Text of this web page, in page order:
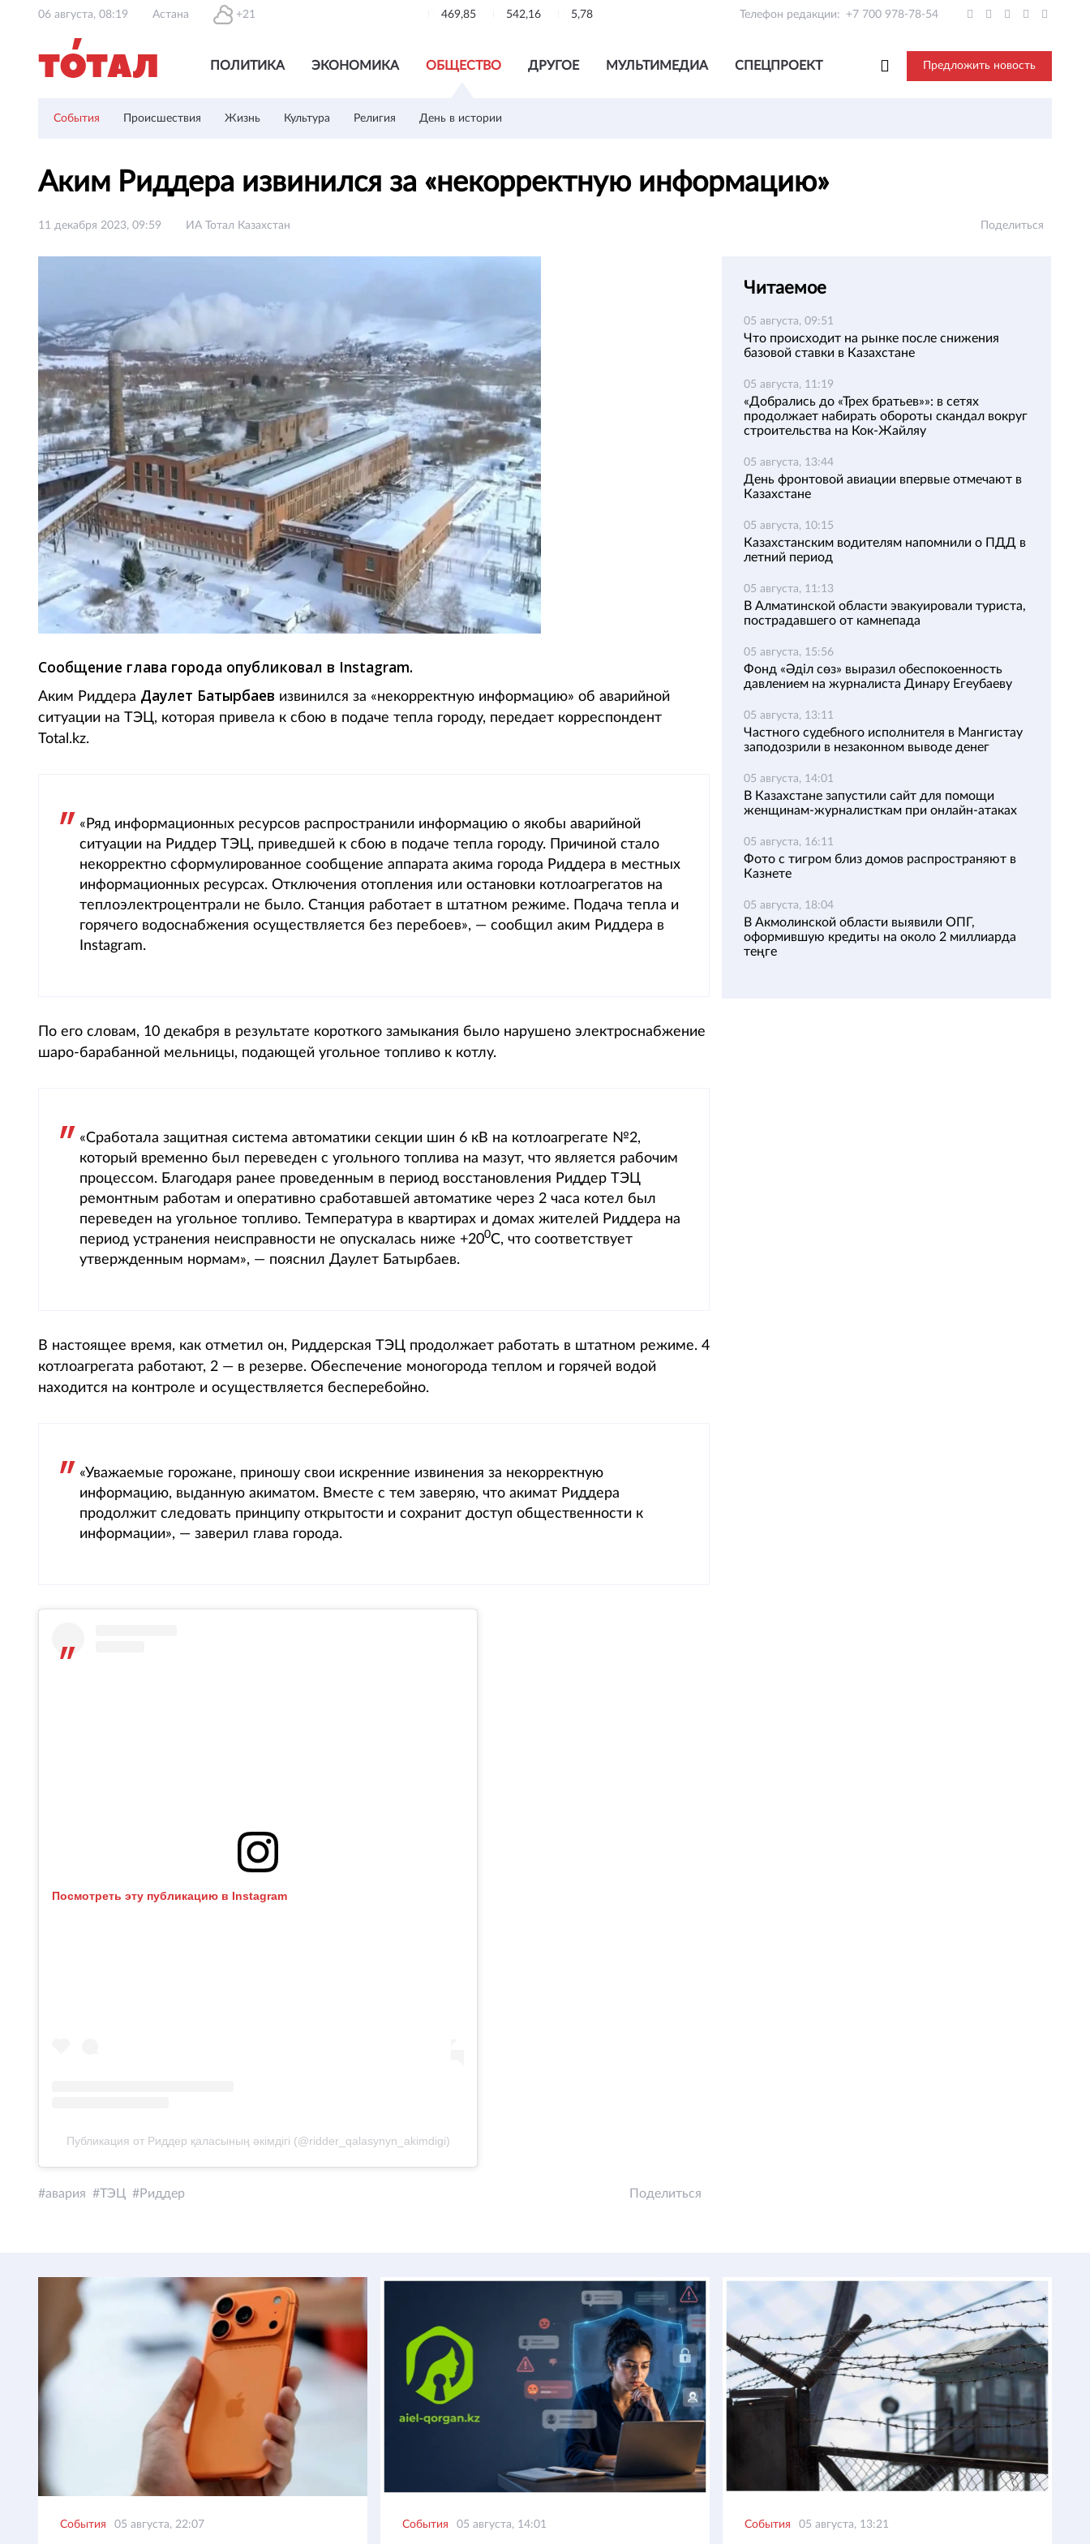
06 августа, 08:19 Астана +21 469,85 542,16 5,78 Телефон редакции: +7 700 978-78-54
ПОЛИТИКА ЭКОНОМИКА ОБЩЕСТВО ДРУГОЕ МУЛЬТИМЕДИА СПЕЦПРОЕКТ Предложить новость
События Происшествия Жизнь Культура Религия День в истории
Аким Риддера извинился за «некорректную информацию»
11 декабря 2023, 09:59 ИА Тотал Казахстан Поделиться
Сообщение глава города опубликовал в Instagram.
Аким Риддера Даулет Батырбаев извинился за «некорректную информацию» об аварийной
ситуации на ТЭЦ, которая привела к сбою в подаче тепла городу, передает корреспондент
Total.kz.
«Ряд информационных ресурсов распространили информацию о якобы аварийной
ситуации на Риддер ТЭЦ, приведшей к сбою в подаче тепла городу. Причиной стало
некорректно сформулированное сообщение аппарата акима города Риддера в местных
информационных ресурсах. Отключения отопления или остановки котлоагрегатов на
теплоэлектроцентрали не было. Станция работает в штатном режиме. Подача тепла и
горячего водоснабжения осуществляется без перебоев», — сообщил аким Риддера в
Instagram.
По его словам, 10 декабря в результате короткого замыкания было нарушено электроснабжение
шаро-барабанной мельницы, подающей угольное топливо к котлу.
«Сработала защитная система автоматики секции шин 6 кВ на котлоагрегате №2,
который временно был переведен с угольного топлива на мазут, что является рабочим
процессом. Благодаря ранее проведенным в период восстановления Риддер ТЭЦ
ремонтным работам и оперативно сработавшей автоматике через 2 часа котел был
переведен на угольное топливо. Температура в квартирах и домах жителей Риддера на
период устранения неисправности не опускалась ниже +200С, что соответствует
утвержденным нормам», — пояснил Даулет Батырбаев.
В настоящее время, как отметил он, Риддерская ТЭЦ продолжает работать в штатном режиме. 4
котлоагрегата работают, 2 — в резерве. Обеспечение моногорода теплом и горячей водой
находится на контроле и осуществляется бесперебойно.
«Уважаемые горожане, приношу свои искренние извинения за некорректную
информацию, выданную акиматом. Вместе с тем заверяю, что акимат Риддера
продолжит следовать принципу открытости и сохранит доступ общественности к
информации», — заверил глава города.
Посмотреть эту публикацию в Instagram
Публикация от Риддер қаласының әкімдігі (@ridder_qalasynyn_akimdigi)
авария ТЭЦ Риддер Поделиться
Читаемое
05 августа, 09:51
Что происходит на рынке после снижения
базовой ставки в Казахстане
05 августа, 11:19
«Добрались до «Трех братьев»»: в сетях
продолжает набирать обороты скандал вокруг
строительства на Кок-Жайляу
05 августа, 13:44
День фронтовой авиации впервые отмечают в
Казахстане
05 августа, 10:15
Казахстанским водителям напомнили о ПДД в
летний период
05 августа, 11:13
В Алматинской области эвакуировали туриста,
пострадавшего от камнепада
05 августа, 15:56
Фонд «Әділ сөз» выразил обеспокоенность
давлением на журналиста Динару Егеубаеву
05 августа, 13:11
Частного судебного исполнителя в Мангистау
заподозрили в незаконном выводе денег
05 августа, 14:01
В Казахстане запустили сайт для помощи
женщинам-журналисткам при онлайн-атаках
05 августа, 16:11
Фото с тигром близ домов распространяют в
Казнете
05 августа, 18:04
В Акмолинской области выявили ОПГ,
оформившую кредиты на около 2 миллиарда
теңге
События 05 августа, 22:07 События 05 августа, 14:01 События 05 августа, 13:21